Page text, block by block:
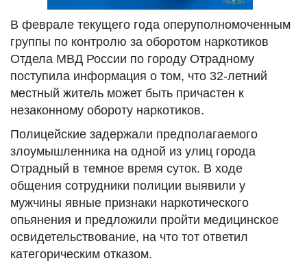
В феврале текущего года оперуполномоченным
группы по контролю за оборотом наркотиков
Отдела МВД России по городу Отрадному
поступила информация о том, что 32-летний
местный житель может быть причастен к
незаконному обороту наркотиков.
Полицейские задержали предполагаемого
злоумышленника на одной из улиц города
Отрадный в темное время суток. В ходе
общения сотрудники полиции выявили у
мужчины явные признаки наркотического
опьянения и предложили пройти медицинское
освидетельствование, на что тот ответил
категорическим отказом.